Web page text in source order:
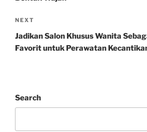
Next
Post
NEXT
Jadikan Salon Khusus Wanita
Favorit untuk Perawatan
Search